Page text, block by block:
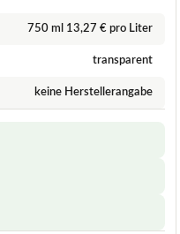
750 ml 13,27 € pro Liter
transparent
keine Herstellerangabe